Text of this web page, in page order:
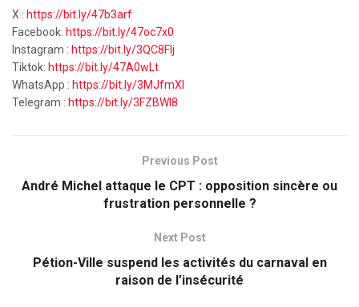
X : https://bit.ly/47b3arf
Facebook: https://bit.ly/47oc7x0
Instagram : https://bit.ly/3QC8FIj
Tiktok: https://bit.ly/47A0wLt
WhatsApp : https://bit.ly/3MJfmXI
Telegram : https://bit.ly/3FZBWI8
Previous Post
André Michel attaque le CPT : opposition sincère ou
frustration personnelle ?
Next Post
Pétion-Ville suspend les activités du carnaval en
raison de l’insécurité